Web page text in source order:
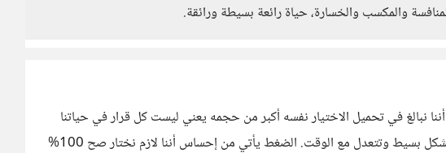
والمكسب والخسارة، حياة رائعة بسيطة ورائقة.
نبالغ في تحميل الاختيار نفسه أكبر من حجمه يعني ليست كل قرار في حياتنا
يصنع مصير كامل هناك قرارات كثيرة تؤثر بشكل بسيط وتتعدل مع الوقت. الضغط يأتي من إحساس أننا لازم نختار صح 100%